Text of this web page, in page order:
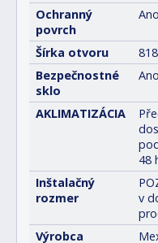
Ochranný
povrch
Ano
Šírka otvoru
818
Bezpečnostné
sklo
Ano
AKLIMATIZÁCIA
48
Inštalačný
rozmer
v
Výrobca